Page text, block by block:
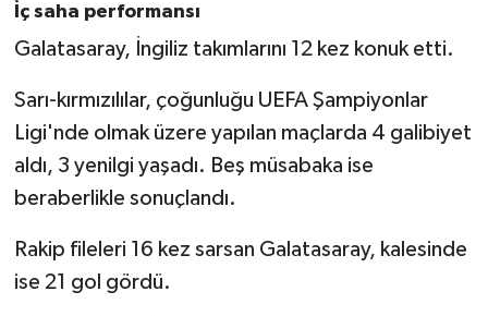
İç saha performansı
Galatasaray, İngiliz takımlarını 12 kez konuk etti.
Sarı-kırmızılılar, çoğunluğu UEFA Şampiyonlar
Ligi'nde olmak üzere yapılan maçlarda 4 galibiyet
aldı, 3 yenilgi yaşadı. Beş müsabaka ise
beraberlikle sonuçlandı.
Rakip fileleri 16 kez sarsan Galatasaray, kalesinde
ise 21 gol gördü.